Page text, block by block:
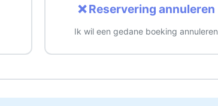
❌ Reservering annuleren
Ik wil een gedane boeking annuleren